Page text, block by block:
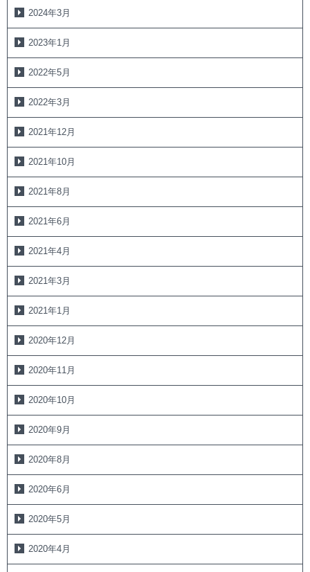
2024年3月
2023年1月
2022年5月
2022年3月
2021年12月
2021年10月
2021年8月
2021年6月
2021年4月
2021年3月
2021年1月
2020年12月
2020年11月
2020年10月
2020年9月
2020年8月
2020年6月
2020年5月
2020年4月